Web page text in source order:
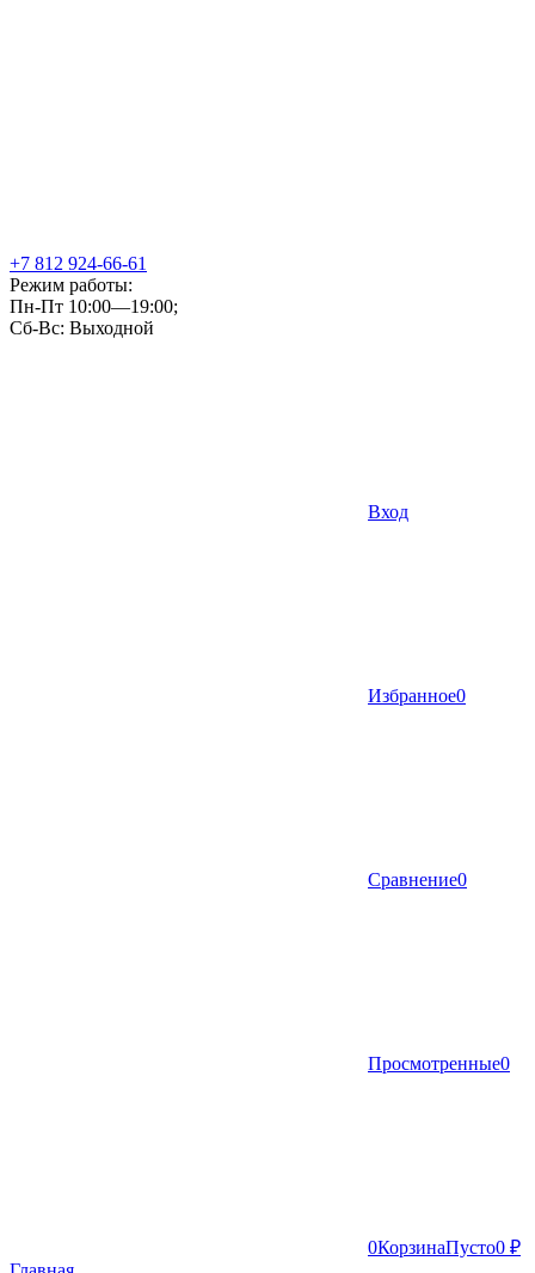
+7 812 924-66-61
Режим работы:
Пн-Пт 10:00—19:00;
Сб-Вс: Выходной
Вход
Избранное0
Сравнение0
Просмотренные0
0КорзинаПусто0 ₽